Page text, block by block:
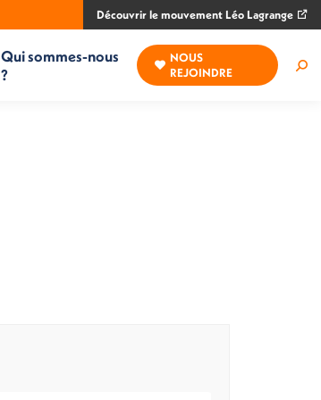
Découvrir le mouvement Léo Lagrange
Qui sommes-nous
?
NOUS
REJOINDRE